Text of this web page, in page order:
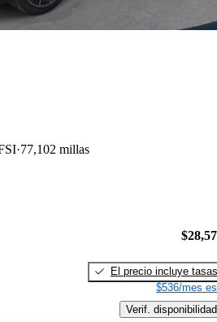
77,102 millas
El precio incluye tasas
$536/mes
Verif. disponibilidad